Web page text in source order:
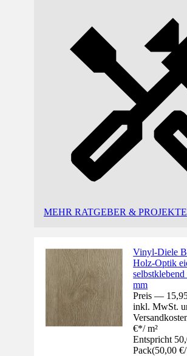
MEHR RATGEBER & PROJEKTE
Vinyl-Diele
Holz-Optik
mm
Preis —
inkl. MwSt.
€*/ m²
Entspricht
Pack(50,00 €/